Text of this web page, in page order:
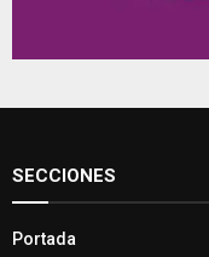
SECCIONES
Portada